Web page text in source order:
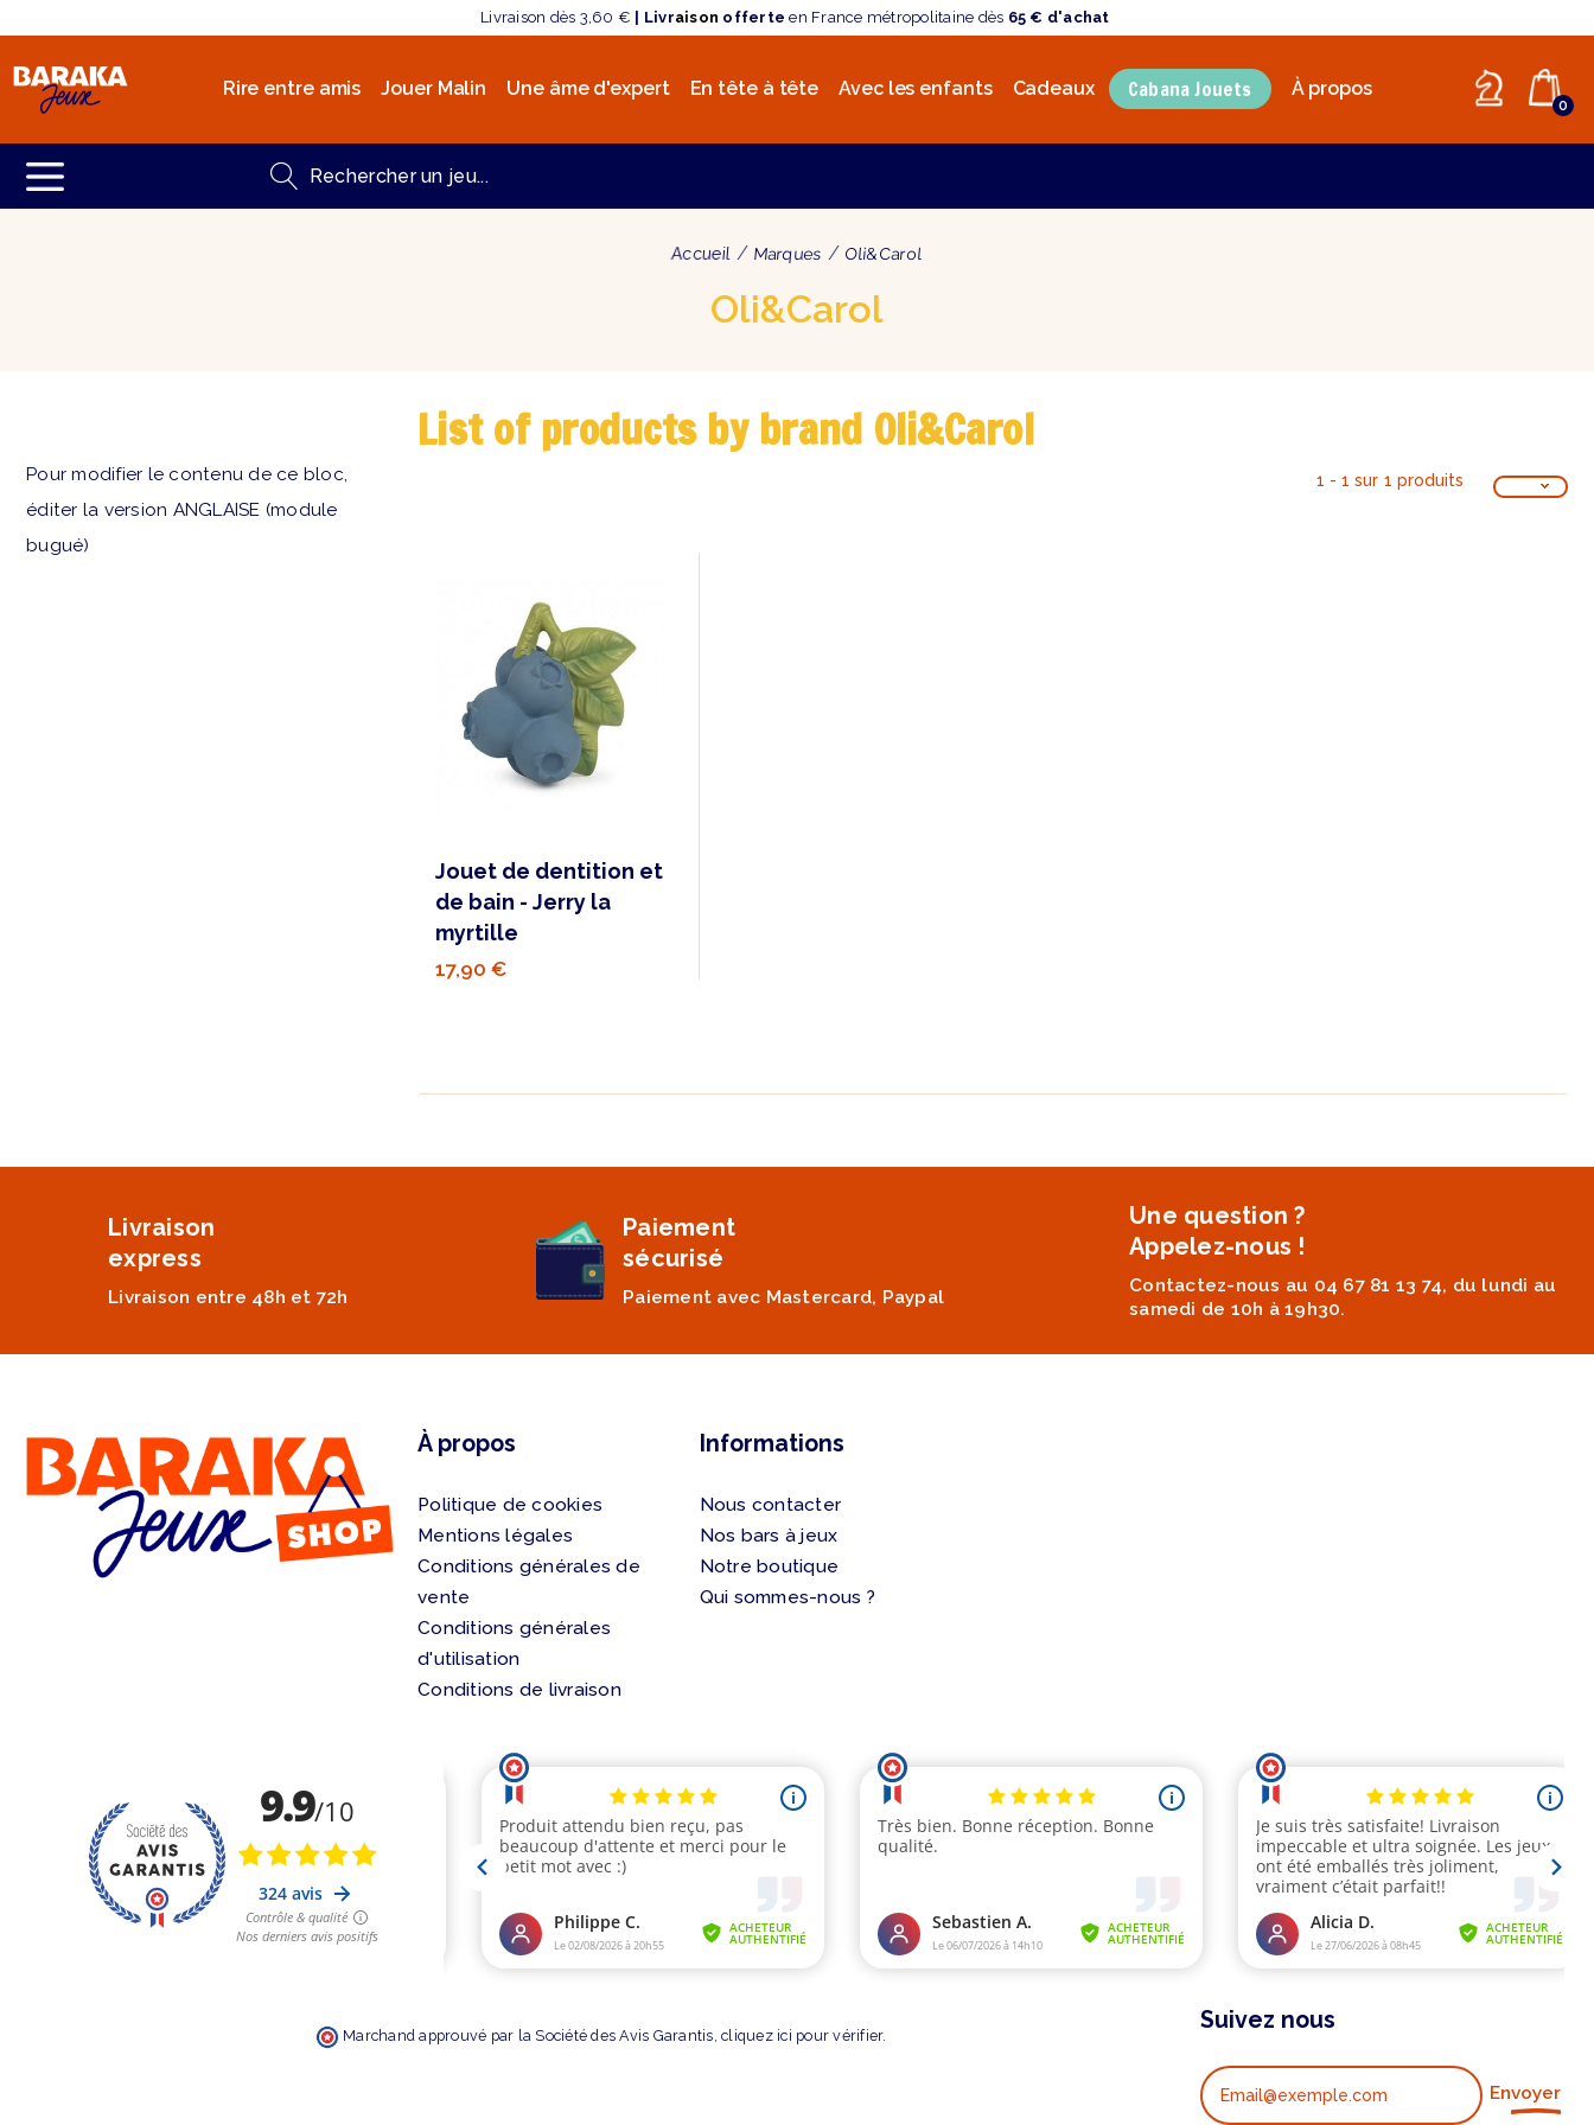
Livraison dès 3,60 € | Livraison offerte en France métropolitaine dès 65 € d'achat
Rire entre amis Jouer Malin Une âme d'expert En tête à tête Avec les enfants Cadeaux Cabana Jouets À propos
0
Accueil Marques Oli&Carol
Oli&Carol
Pour modifier le contenu de ce bloc,
éditer la version ANGLAISE (module
bugué)
List of products by brand Oli&Carol
1 - 1 sur 1 produits
Jouet de dentition et
de bain - Jerry la
myrtille
17,90 €
Livraison
express
Livraison entre 48h et 72h
Paiement
sécurisé
Paiement avec Mastercard, Paypal
Une question ?
Appelez-nous !
Contactez-nous au 04 67 81 13 74, du lundi au
samedi de 10h à 19h30.
À propos
Politique de cookies
Mentions légales
Conditions générales de
vente
Conditions générales
d'utilisation
Conditions de livraison
Informations
Nous contacter
Nos bars à jeux
Notre boutique
Qui sommes-nous ?
Marchand approuvé par la Société des Avis Garantis, cliquez ici pour vérifier.
Suivez nous
Envoyer